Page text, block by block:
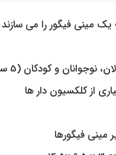
و کودکان (5 سال به بالا)
از کلکسیون دار ها
مینی فیگورها